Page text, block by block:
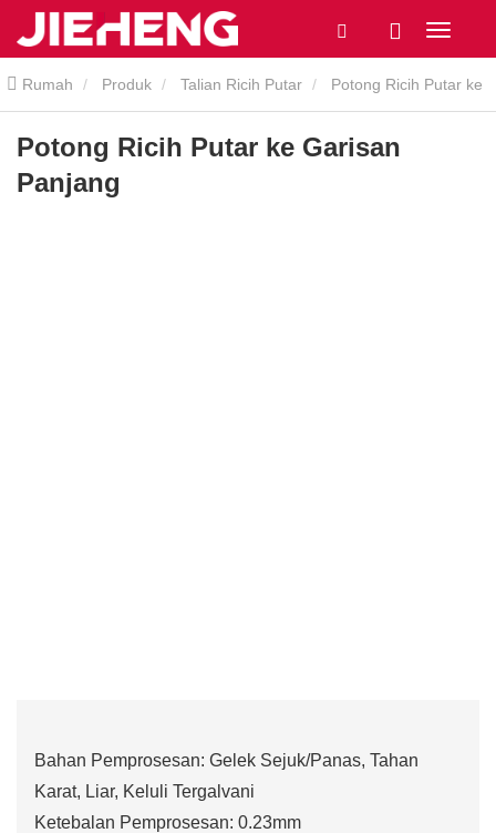
Rumah Produk Talian Ricih Putar
Garisan Panjang
Potong Ricih Putar ke Garisan
Panjang
Bahan Pemprosesan: Gelek Sejuk/Panas, Tahan
Karat, Liar, Keluli Tergalvani
Ketebalan Pemprosesan: 0.23mm